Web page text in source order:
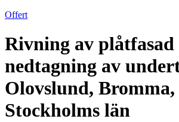
Offert
Rivning av plåtfasad
nedtagning av
Olovslund, Bromma,
Stockholms län